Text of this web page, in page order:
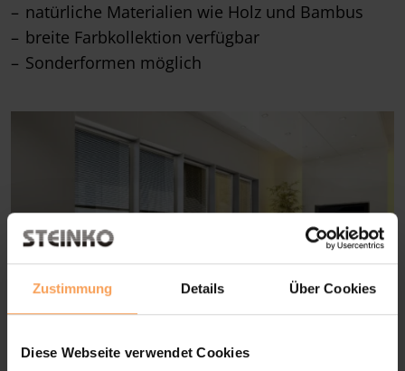
Zustimmung Details Über Cookies
Diese Webseite verwendet Cookies
natürliche Materialien wie Holz und Bambus
breite Farbkollektion verfügbar
Sonderformen möglich